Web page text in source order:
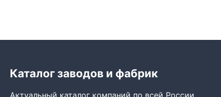
Каталог заводов и фабрик
Актуальный каталог компаний по всей России